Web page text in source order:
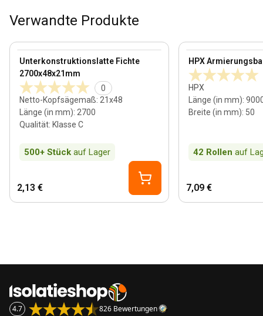
Verwandte Produkte
Unterkonstruktionslatte Fichte
2700x48x21mm
0
Netto-Kopfsägemaß: 21x48
Länge (in mm): 2700
Qualität: Klasse C
500+ Stück auf Lager
View product
2,13 €
HPX
HPX
Länge (in mm):
Breite (in mm): 50
42 Rollen auf
View product
7,09 €
4.7 826 Bewertungen